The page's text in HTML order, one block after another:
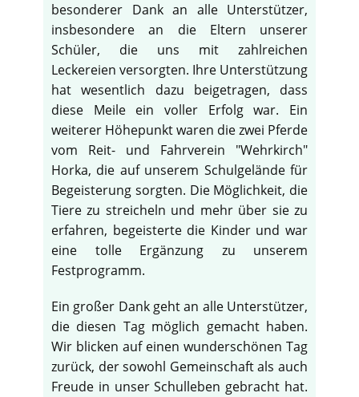
besonderer Dank an alle Unterstützer,
insbesondere an die Eltern unserer
Schüler, die uns mit zahlreichen
Leckereien versorgten. Ihre Unterstützung
hat wesentlich dazu beigetragen, dass
diese Meile ein voller Erfolg war. Ein
weiterer Höhepunkt waren die zwei Pferde
vom Reit- und Fahrverein "Wehrkirch"
Horka, die auf unserem Schulgelände für
Begeisterung sorgten. Die Möglichkeit, die
Tiere zu streicheln und mehr über sie zu
erfahren, begeisterte die Kinder und war
eine tolle Ergänzung zu unserem
Festprogramm.
Ein großer Dank geht an alle Unterstützer,
die diesen Tag möglich gemacht haben.
Wir blicken auf einen wunderschönen Tag
zurück, der sowohl Gemeinschaft als auch
Freude in unser Schulleben gebracht hat.